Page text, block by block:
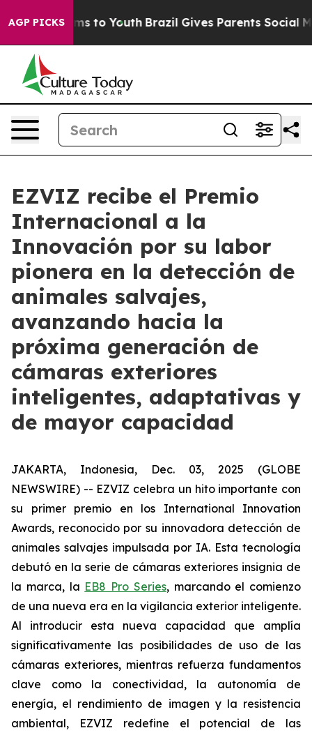
AGP PICKS
Harms to Youth Brazil Gives Parents Social Media
EZVIZ recibe el Premio
Internacional a la
Innovación por su labor
pionera en la detección de
animales salvajes,
avanzando hacia la
próxima generación de
cámaras exteriores
inteligentes, adaptativas y
de mayor capacidad
JAKARTA, Indonesia, Dec. 03, 2025 (GLOBE
NEWSWIRE) -- EZVIZ celebra un hito importante con
su primer premio en los International Innovation
Awards, reconocido por su innovadora detección de
animales salvajes impulsada por IA. Esta tecnología
debutó en la serie de cámaras exteriores insignia de
la marca, la EB8 Pro Series, marcando el comienzo
de una nueva era en la vigilancia exterior inteligente.
Al introducir esta nueva capacidad que amplía
significativamente las posibilidades de uso de las
cámaras exteriores, mientras refuerza fundamentos
clave como la conectividad, la autonomía de
energía, el rendimiento de imagen y la resistencia
ambiental, EZVIZ redefine el potencial de las